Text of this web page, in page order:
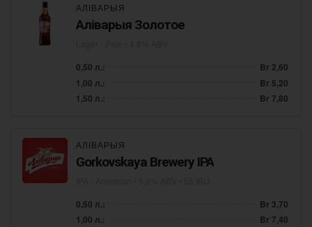
АЛІВАРЫЯ
Аліварыя Золотое
0,50 л.:
Br 2,60
1,00 л.:
Br 5,20
1,50 л.:
Br 7,80
АЛІВАРЫЯ
Gorkovskaya Brewery IPA
0,50 л.:
Br 3,70
1,00 л.:
Br 7,40